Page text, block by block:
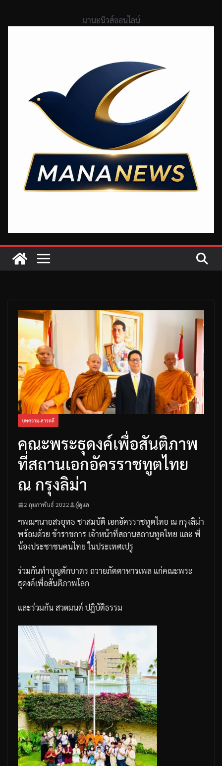
มานะนิวส์ออนไลน์
บทความ-สารคดี
คณะพระธุดงค์เพื่อสันติภาพ
ที่สถานเอกอัครราชทูตไทย
ณ กรุงลิม่า
2 กุมภาพันธ์ 2022 ผู้ดูแล
ฯพณฯนายสรยุทธ ชาสมบัติ เอกอัครราชทูตไทย ณกรุงลิม่า
พร้อมด้วย ข้าราชการ เจ้าหน้าที่สถานสถานทูตไทย และ พี่
น้องประชาชนคนไทย ในประเทศเปรู
ร่วมกันทำบุญตักบาตร ถวายภัตตาหารเพล แก่คณะพระ
ธุดงค์เพื่อสันติภาพโลก
และร่วมกันสวดมนต์ ปฏิบัติธรรม